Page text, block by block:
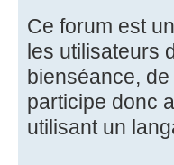
Ce forum est
les utilisateurs
bienséance,
participe donc
utilisant un